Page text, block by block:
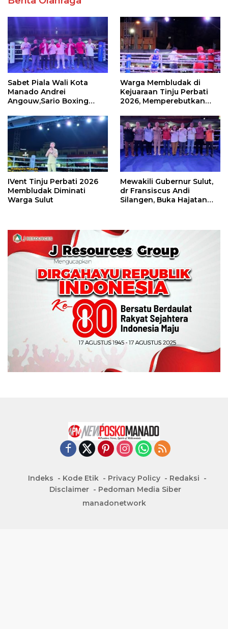
Sabet Piala Wali Kota
Manado Andrei
Angouw,Sario Boxing
Perbati 2026
Warga Membludak di
Kejuaraan Tinju Perbati
2026, Memperebutkan
IVent Tinju Perbati 2026
Membludak Diminati
Warga Sulut
Mewakili Gubernur Sulut,
dr Fransiscus Andi
Silangen, Buka Hajatan
Indeks Kode Etik Privacy Policy
Redaksi
Disclaimer
Pedoman Media Siber
manadonetwork